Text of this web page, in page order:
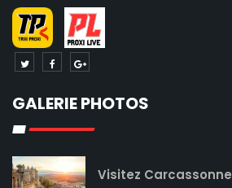
GALERIE PHOTOS
Visitez Carcassonne